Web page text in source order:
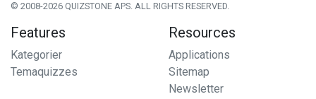
© 2008-2026 QUIZSTONE APS. ALL RIGHTS RESERVED.
Features
Kategorier
Temaquizzes
Resources
Applications
Sitemap
Newsletter